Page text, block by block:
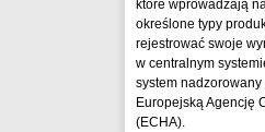
które wprowadzają
określone typy
rejestrować swoje
w centralnym
system nadzorowany
Europejską Agencję
(ECHA).